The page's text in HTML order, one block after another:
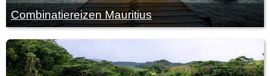
Combinatiereizen Mauritius